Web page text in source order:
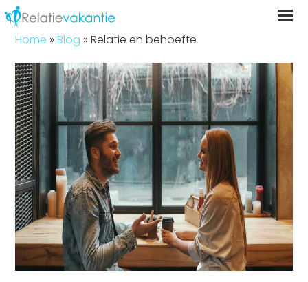
Home »Blog »Relatie en behoefte